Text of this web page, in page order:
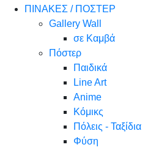
ΠΙΝΑΚΕΣ / ΠΟΣΤΕΡ
Gallery Wall
σε Καμβά
Πόστερ
Παιδικά
Line Art
Anime
Κόμικς
Πόλεις - Ταξίδια
Φύση